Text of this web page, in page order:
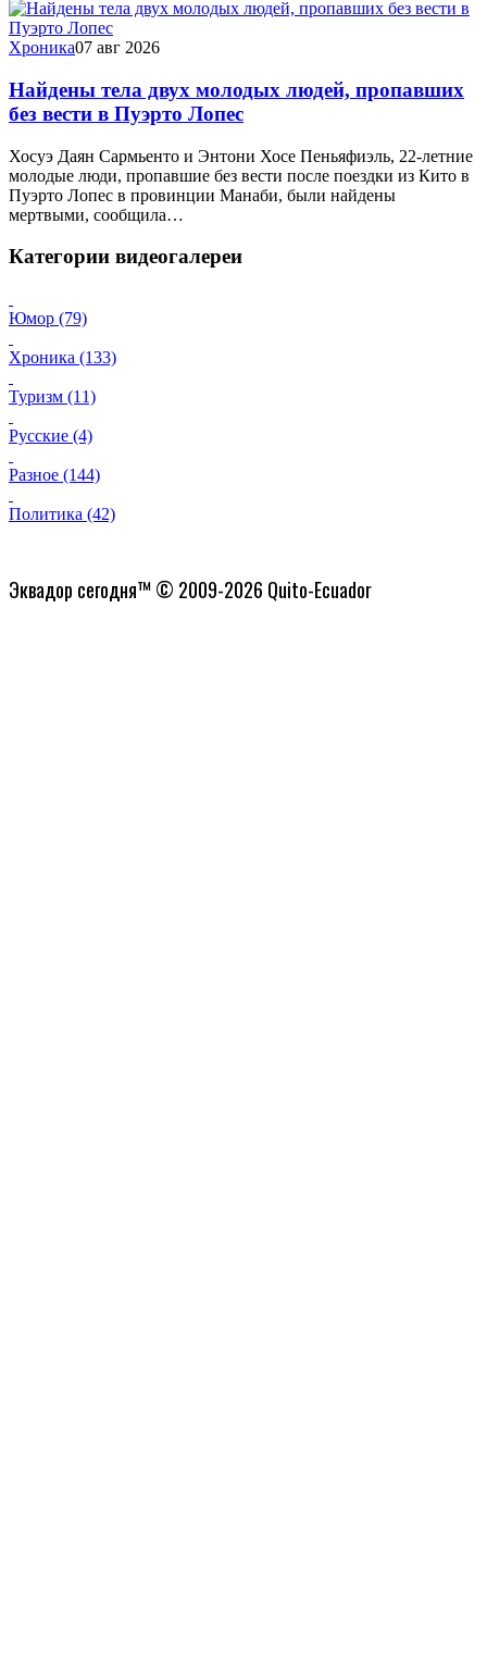
Хроника07 авг 2026
Найдены тела двух молодых людей, пропавших
без вести в Пуэрто Лопес
Хосуэ Даян Сармьенто и Энтони Хосе Пеньяфиэль, 22-летние
молодые люди, пропавшие без вести после поездки из Кито в
Пуэрто Лопес в провинции Манаби, были найдены
мертвыми, сообщила…
Категории видеогалереи
Юмор (79)
Хроника (133)
Туризм (11)
Русские (4)
Разное (144)
Политика (42)
Эквадор сегодня™ © 2009-2026 Quito-Ecuador